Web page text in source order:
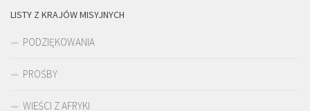
LISTY Z KRAJÓW MISYJNYCH
PODZIĘKOWANIA
PROŚBY
WIEŚCI Z AFRYKI